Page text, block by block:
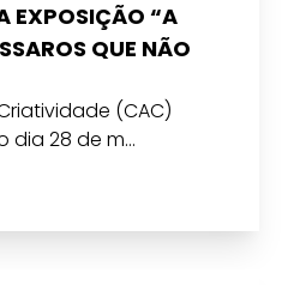
EXPOSIÇÃO “A
QUE NÃO
(CAC)
28 de m...